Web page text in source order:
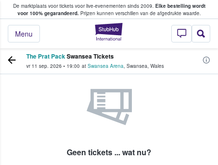
De marktplaats voor tickets voor live-evenementen sinds 2009. Elke bestelling wordt
voor 100% gegarandeerd.Prijzen kunnen verschillen van de afgedrukte waarde.
StubHub: waar
Menu
tickets kopen en verkopen
The Prat PackSwansea Tickets
vr 11 sep. 2026 • 19:00 at Swansea Arena, Swansea, Wales
Geen tickets ... wat nu?